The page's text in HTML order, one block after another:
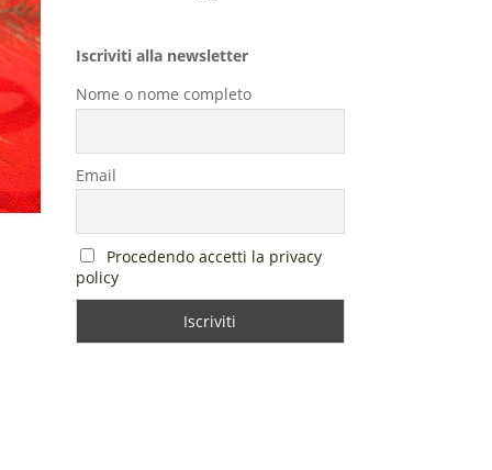
Iscriviti alla newsletter
Nome o nome completo
Email
Procedendo accetti la privacy
policy